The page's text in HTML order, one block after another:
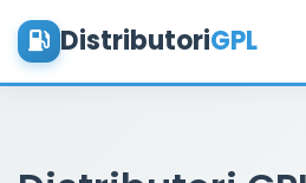
DistributoriGPL